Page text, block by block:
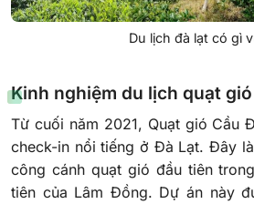
Du lịch đà lạt có gì
Kinh nghiệm du lịch quạt
Từ cuối năm 2021, Quạt gió Cầu
check-in nổi tiếng ở Đà Lạt. Đây
công cánh quạt gió đầu tiên
tiên của Lâm Đồng. Dự án này